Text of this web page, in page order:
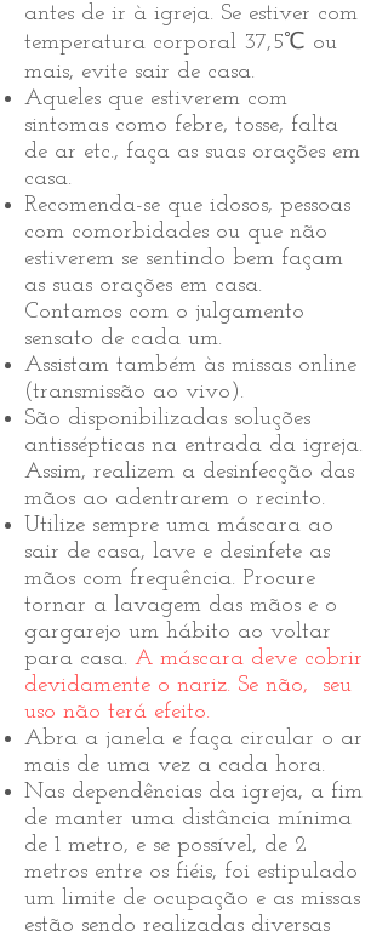
antes de ir à igreja. Se estiver com
temperatura corporal 37,5℃ ou
mais, evite sair de casa.
Aqueles que estiverem com
sintomas como febre, tosse, falta
de ar etc., faça as suas orações em
casa.
Recomenda-se que idosos, pessoas
com comorbidades ou que não
estiverem se sentindo bem façam
as suas orações em casa.
Contamos com o julgamento
sensato de cada um.
Assistam também às missas online
(transmissão ao vivo).
São disponibilizadas soluções
antissépticas na entrada da igreja.
Assim, realizem a desinfecção das
mãos ao adentrarem o recinto.
Utilize sempre uma máscara ao
sair de casa, lave e desinfete as
mãos com frequência. Procure
tornar a lavagem das mãos e o
gargarejo um hábito ao voltar
para casa. A máscara deve cobrir
devidamente o nariz. Se não, seu
uso não terá efeito.
Abra a janela e faça circular o ar
mais de uma vez a cada hora.
Nas dependências da igreja, a fim
de manter uma distância mínima
de 1 metro, e se possível, de 2
metros entre os fiéis, foi estipulado
um limite de ocupação e as missas
estão sendo realizadas diversas